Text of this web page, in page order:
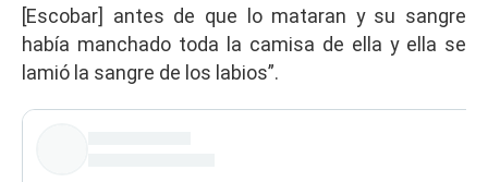
[Escobar] antes de que lo mataran y su sangre
había manchado toda la camisa de ella y ella se
lamió la sangre de los labios”.